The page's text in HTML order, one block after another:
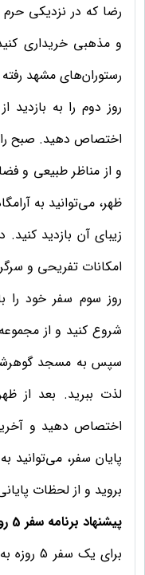
رضا که در نزدیکی
و مذهبی خریداری
رستوران‌های مشهد
روز دوم را به
اختصاص دهید. صبح را
و از مناظر طبیعی و
ظهر، می‌توانید به
زیبای آن بازدید کنید.
امکانات تفریحی و
روز سوم سفر خود را
شروع کنید و از
سپس به مسجد
لذت ببرید. بعد از
اختصاص دهید و
پایان سفر،
بروید و از لحظات
پیشنهاد برنامه سفر 5 روزه به مشهد
برای یک